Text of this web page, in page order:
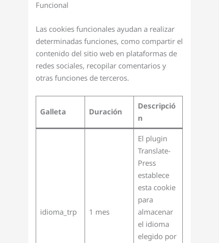
Funcional
Las cookies funcionales ayudan a realizar
determinadas funciones, como compartir el
contenido del sitio web en plataformas de
redes sociales, recopilar comentarios y
otras funciones de terceros.
Galleta Duración
Descripció
n
idioma_trp 1 mes
El plugin
Translate-
Press
establece
esta cookie
para
almacenar
el idioma
elegido por